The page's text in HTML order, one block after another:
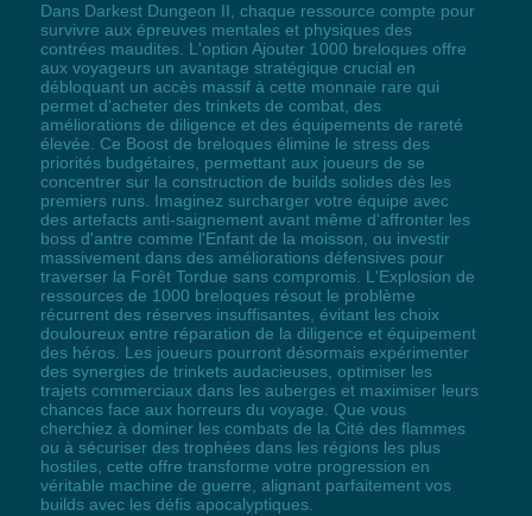
Dans Darkest Dungeon II, chaque ressource compte pour
survivre aux épreuves mentales et physiques des
contrées maudites. L'option Ajouter 1000 breloques offre
aux voyageurs un avantage stratégique crucial en
débloquant un accès massif à cette monnaie rare qui
permet d'acheter des trinkets de combat, des
améliorations de diligence et des équipements de rareté
élevée. Ce Boost de breloques élimine le stress des
priorités budgétaires, permettant aux joueurs de se
concentrer sur la construction de builds solides dès les
premiers runs. Imaginez surcharger votre équipe avec
des artefacts anti-saignement avant même d'affronter les
boss d'antre comme l'Enfant de la moisson, ou investir
massivement dans des améliorations défensives pour
traverser la Forêt Tordue sans compromis. L'Explosion de
ressources de 1000 breloques résout le problème
récurrent des réserves insuffisantes, évitant les choix
douloureux entre réparation de la diligence et équipement
des héros. Les joueurs pourront désormais expérimenter
des synergies de trinkets audacieuses, optimiser les
trajets commerciaux dans les auberges et maximiser leurs
chances face aux horreurs du voyage. Que vous
cherchiez à dominer les combats de la Cité des flammes
ou à sécuriser des trophées dans les régions les plus
hostiles, cette offre transforme votre progression en
véritable machine de guerre, alignant parfaitement vos
builds avec les défis apocalyptiques.